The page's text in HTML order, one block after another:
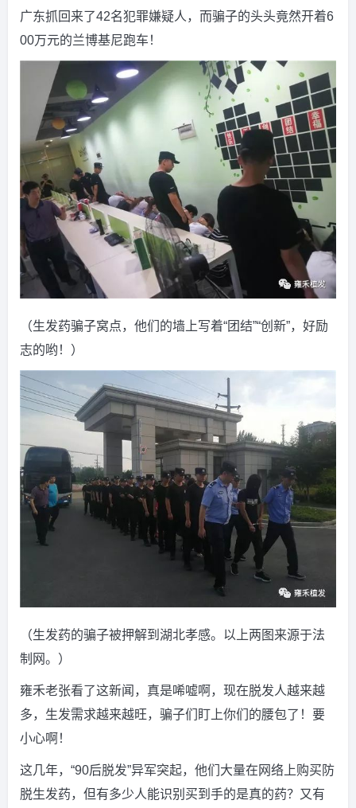
广东抓回来了42名犯罪嫌疑人，而骗子的头头竟然开着6
00万元的兰博基尼跑车！
（生发药骗子窝点，他们的墙上写着“团结”“创新”，好励
志的哟！）
（生发药的骗子被押解到湖北孝感。以上两图来源于法
制网。）
雍禾老张看了这新闻，真是唏嘘啊，现在脱发人越来越
多，生发需求越来越旺，骗子们盯上你们的腰包了！要
小心啊！
这几年，“90后脱发”异军突起，他们大量在网络上购买防
脱生发药，但有多少人能识别买到手的是真的药？又有